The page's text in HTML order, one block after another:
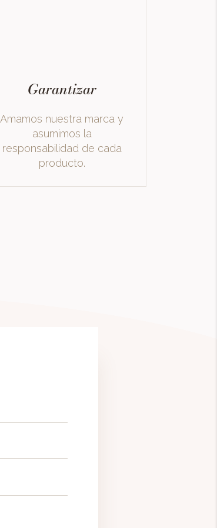
Garantizar
Amamos nuestra marca y
asumimos la
responsabilidad de cada
producto.